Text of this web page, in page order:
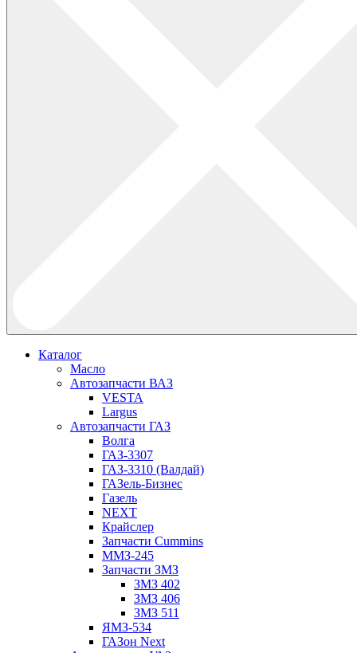
Каталог
Масло
Автозапчасти ВАЗ
VESTA
Largus
Автозапчасти ГАЗ
Волга
ГАЗ-3307
ГАЗ-3310 (Валдай)
ГАЗель-Бизнес
Газель
NEXT
Крайслер
Запчасти Cummins
ММЗ-245
Запчасти ЗМЗ
ЗМЗ 402
ЗМЗ 406
ЗМЗ 511
ЯМЗ-534
ГАЗон Next